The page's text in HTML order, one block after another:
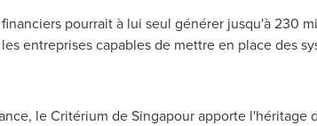
pourrait à lui seul générer jusqu'à 230
entreprises capables de mettre en place des
, le Critérium de Singapour apporte l'héritage